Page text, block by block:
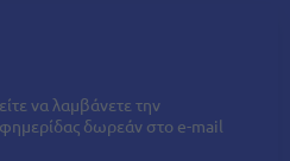
να λαμβάνετε την
δωρεάν στο e-mail